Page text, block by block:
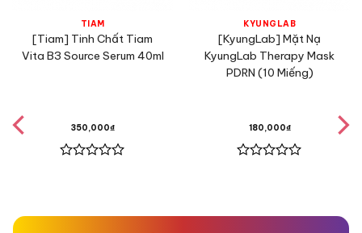
TIAM
[Tiam] Tinh Chất Tiam
Vita B3 Source Serum 40ml
350,000₫
5
KYUNGLAB
[KyungLab] Mặt Nạ
KyungLab Therapy Mask
PDRN (10 Miếng)
180,000₫
5